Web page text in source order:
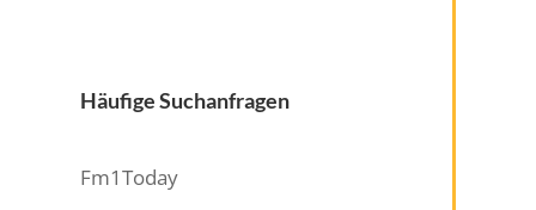
Häufige Suchanfragen
Fm1Today